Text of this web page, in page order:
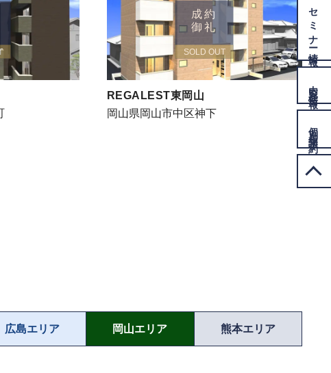
成約
御礼
SOLD OUT
REGALEST東岡山
岡山県岡山市中区神下
広島エリア 岡山エリア 熊本エリア
セミナー
情報
情報
個別相談
予約